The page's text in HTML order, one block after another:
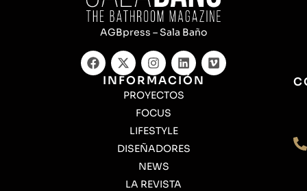
AGBpress – Sala Baño
INFORMACIÓN
PROYECTOS
FOCUS
LIFESTYLE
DISEÑADORES
NEWS
LA REVISTA